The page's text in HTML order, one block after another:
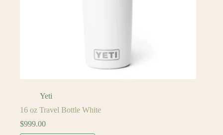
Yeti
16 oz Travel Bottle White
$999.00